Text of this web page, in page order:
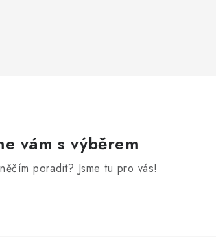
vám s výběrem
poradit? Jsme tu pro vás!